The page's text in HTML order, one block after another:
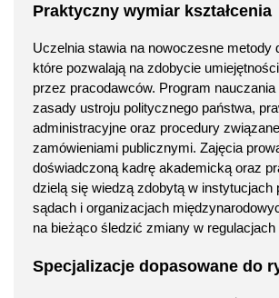
Praktyczny wymiar kształcenia
Uczelnia stawia na nowoczesne metody
które pozwalają na zdobycie
przez pracodawców. Program nauczania
zasady ustroju politycznego państwa,
administracyjne oraz procedury
zamówieniami publicznymi. Zajęcia
doświadczoną kadrę akademicką oraz
dzielą się wiedzą zdobytą w instytucjach
sądach i organizacjach
na bieżąco śledzić zmiany w regulacjach
Specjalizacje dopasowane do